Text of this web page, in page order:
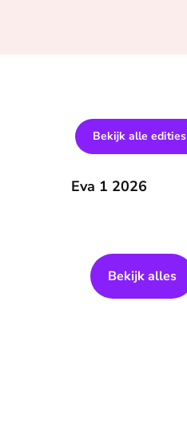
Bekijk alle edities
Eva 1 2026
Bekijk alles